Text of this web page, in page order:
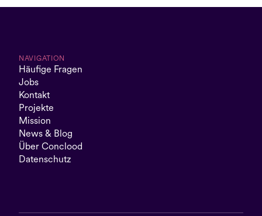
NAVIGATION
Häufige Fragen
Jobs
Kontakt
Projekte
Mission
News & Blog
Über Conclood
Datenschutz